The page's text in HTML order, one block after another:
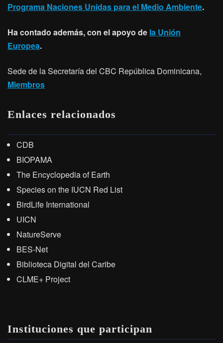
Programa Naciones Unidas para el Medio Ambiente.
Ha contado además, con el apoyo de la Unión
Europea.
Sede de la Secretaría del CBC República Dominicana,
Miembros
Enlaces relacionados
CDB
BIOPAMA
The Encyclopedia of Earth
Species on the IUCN Red List
BirdLife International
UICN
NatureServe
BES-Net
Biblioteca Digital del Caribe
CLME+ Project
Instituciones que participan